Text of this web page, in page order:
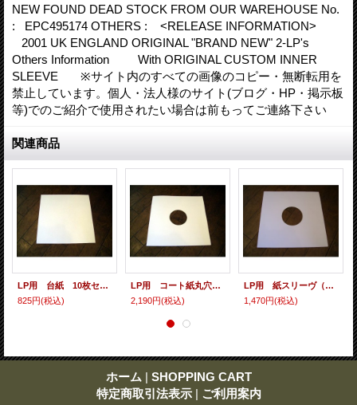
NEW FOUND DEAD STOCK FROM OUR WAREHOUSE No.
: EPC495174 OTHERS : <RELEASE INFORMATION>
2001 UK ENGLAND ORIGINAL "BRAND NEW" 2-LP's
Others Information With ORIGINAL CUSTOM INNER
SLEEVE ※サイト内のすべての画像のコピー・無断転用を
禁止しています。個人・法人様のサイト(ブログ・HP・掲示板
等)でのご紹介で使用されたい場合は前もってご連絡下さい
関連商品
LP用 台紙 10枚セット
825円(税込)
LP用 コート紙丸穴ジャケ 10枚セット
2,190円(税込)
LP用 紙スリーヴ（レギュラー 四角の角） 10枚セット
1,470円(税込)
ホーム | SHOPPING CART
特定商取引法表示 | ご利用案内